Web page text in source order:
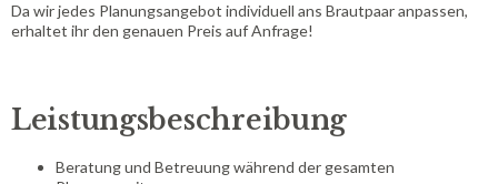
Da wir jedes Planungsangebot individuell ans Brautpaar anpassen,
erhaltet ihr den genauen Preis auf Anfrage!
Leistungsbeschreibung
Beratung und Betreuung während der gesamten